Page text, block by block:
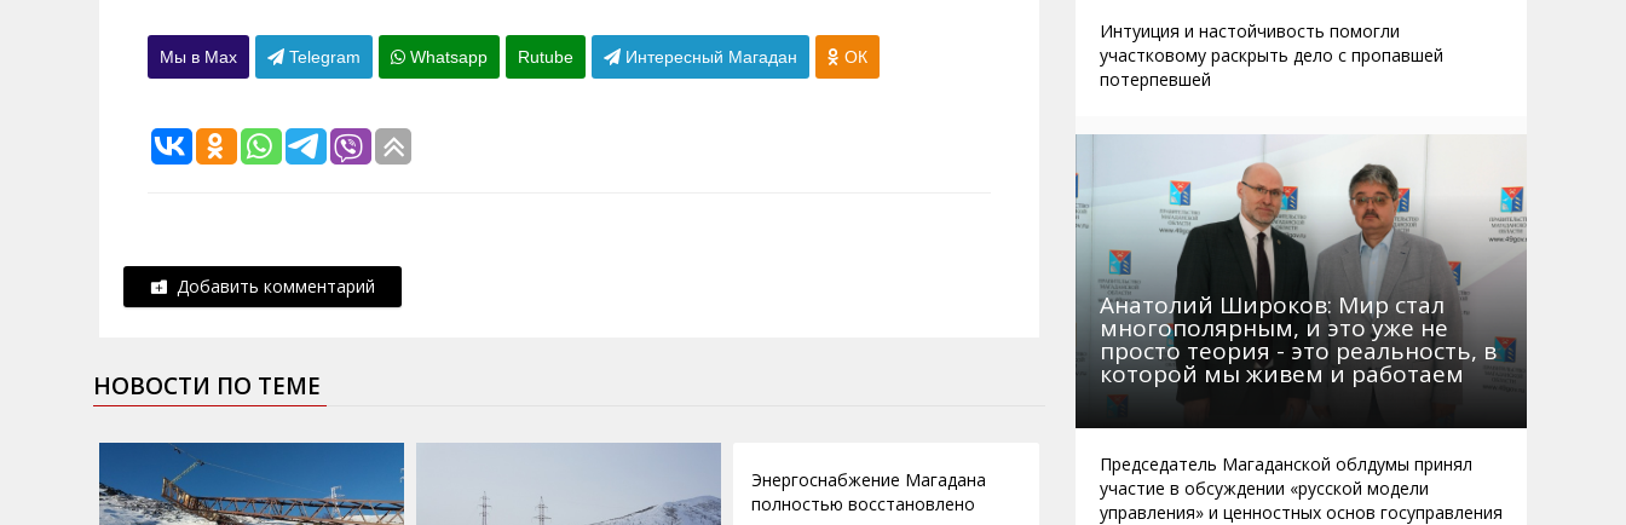
Мы в Max Telegram Whatsapp Rutube Интересный Магадан ОК
Добавить комментарий
НОВОСТИ ПО ТЕМЕ
Энергоснабжение Магадана
полностью восстановлено
Интуиция и настойчивость помогли
участковому раскрыть дело с пропавшей
потерпевшей
Анатолий Широков: Мир стал
многополярным, и это уже не
просто теория - это реальность, в
которой мы живем и работаем
Председатель Магаданской облдумы принял
участие в обсуждении «русской модели
управления» и ценностных основ госуправления